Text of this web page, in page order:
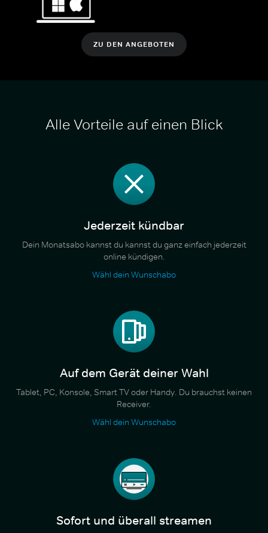
ZU DEN ANGEBOTEN
Alle Vorteile auf einen Blick
Jederzeit kündbar
Dein Monatsabo kannst du kannst du ganz einfach jederzeit
online kündigen.
Wähl dein Wunschabo
Auf dem Gerät deiner Wahl
Tablet, PC, Konsole, Smart TV oder Handy. Du brauchst keinen
Receiver.
Wähl dein Wunschabo
Sofort und überall streamen